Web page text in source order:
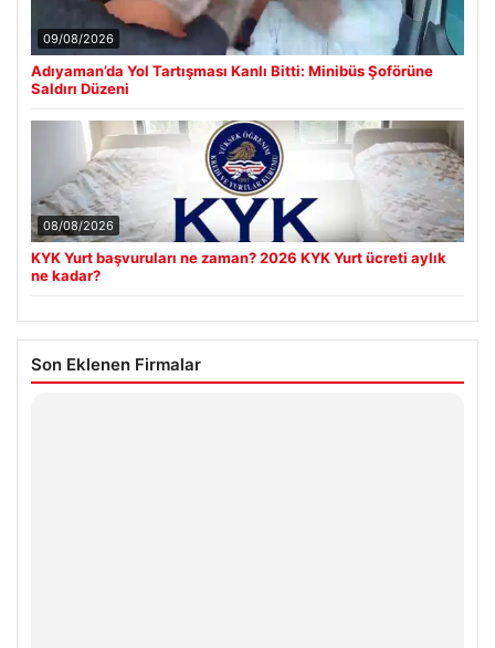
09/08/2026
Adıyaman’da Yol Tartışması Kanlı Bitti: Minibüs Şoförüne
Saldırı Düzeni
08/08/2026
KYK Yurt başvuruları ne zaman? 2026 KYK Yurt ücreti aylık
ne kadar?
Son Eklenen Firmalar